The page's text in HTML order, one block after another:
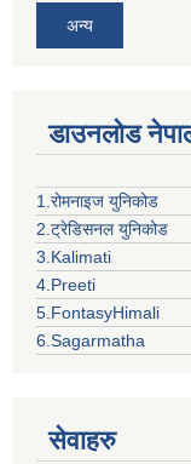
अन्य
डाउनलोड
1.रोमनाइज युनिकोड
2.ट्रेडिसनल युनिकोड
3.Kalimati
4.Preeti
5.FontasyHimali
6.Sagarmatha
सेवाहरु